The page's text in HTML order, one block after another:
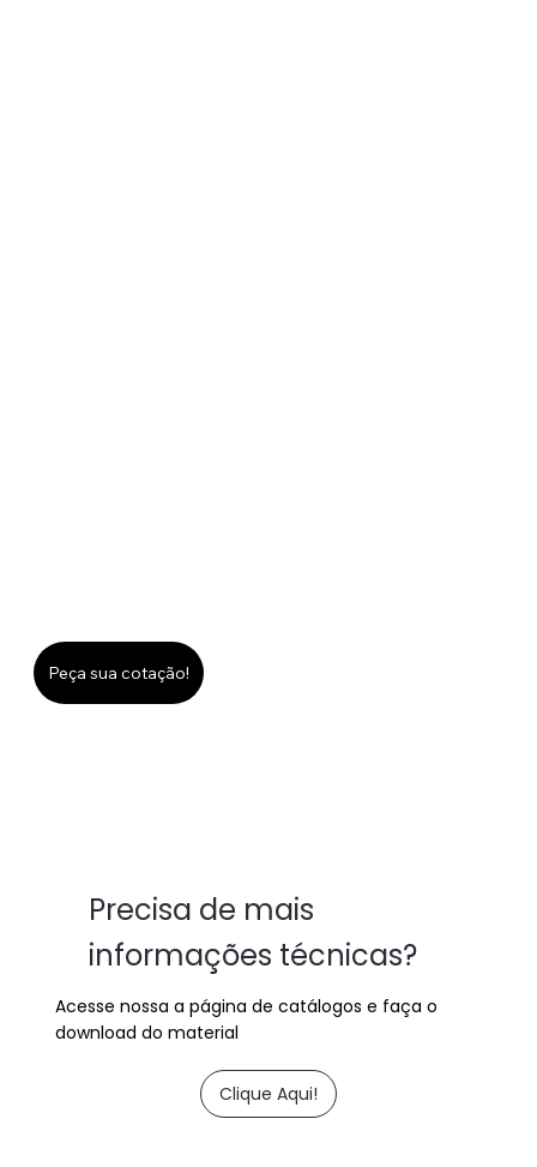
Peça sua cotação!
Precisa de mais
informações técnicas?
Acesse nossa a página de catálogos e faça o
download do material
Clique Aqui!